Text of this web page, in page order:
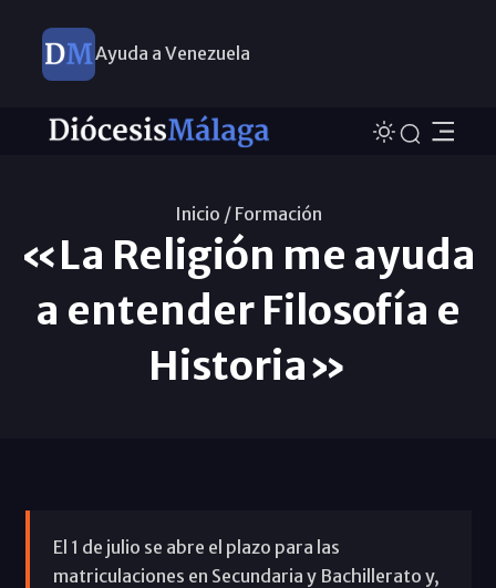
Ayuda a Venezuela
Inicio / Formación
«La Religión me ayuda
a entender Filosofía e
Historia»
El 1 de julio se abre el plazo para las
matriculaciones en Secundaria y Bachillerato y,